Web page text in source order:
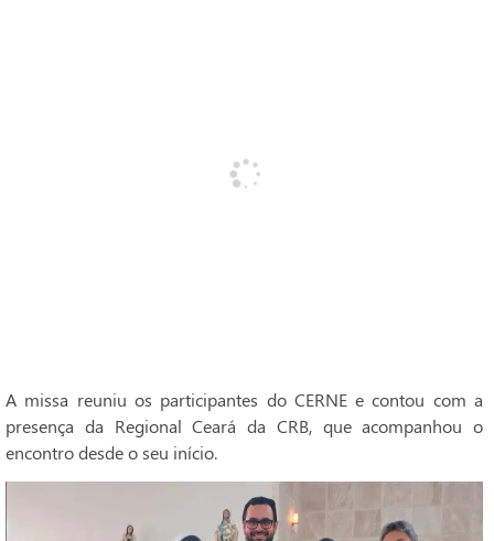
A missa reuniu os participantes do CERNE e contou com a
presença da Regional Ceará da CRB, que acompanhou o
encontro desde o seu início.